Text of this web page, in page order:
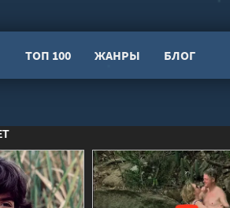
ТОП 100 ЖАНРЫ БЛОГ